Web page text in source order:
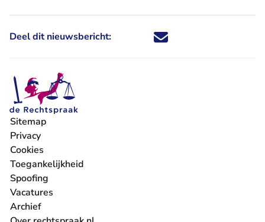
Deel dit nieuwsbericht: Deel dit nieuwsbericht via X -
Deel dit nieuwsbericht via
Deel dit nieuwsbericht
Deel dit
Sitemap
Privacy
Cookies
Toegankelijkheid
Spoofing
Vacatures
- U verlaat Rechtspraak.nl
Archief